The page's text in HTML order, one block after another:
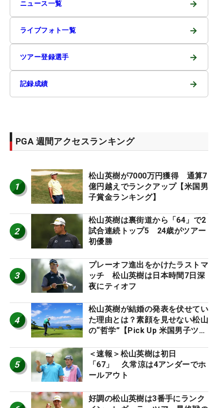
ニュース一覧 →
ライブフォト一覧 →
ツアー登録選手 →
記録成績 →
PGA 週間アクセスランキング
1
松山英樹が7000万円獲得 通算7
億円越えでランクアップ【米国男
子賞金ランキング】
2
松山英樹は裏街道から「64」で2
試合連続トップ5 24歳がツアー
初優勝
3
プレーオフ進出をかけたラストマ
ッチ 松山英樹は日本時間7日深
夜にティオフ
4
松山英樹が結婚の発表を伏せてい
た理由とは？素顔を見せない松山
の“哲学”【Pick Up 米国男子ツア
5
＜速報＞松山英樹は初日
「67」 久常涼は4アンダーでホ
ールアウト
好調の松山英樹は3番手にランク